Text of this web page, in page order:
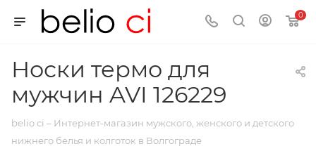
0
Носки термо для
мужчин AVI 126229
belio ci – Интернет-магазин мужского, женского и детского
нижнего белья и колготок в Волгограде